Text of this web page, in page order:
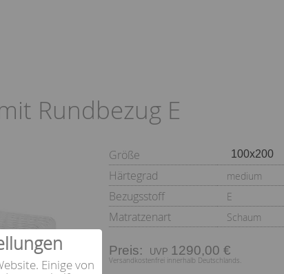
Einige von
Rundbezug E
Größe
Härtegrad
medium
Bezugsstoff E
Matratzenart Schaum
Preis: 1290,00 €
Versandkostenfrei innerhalb Deutschlands.